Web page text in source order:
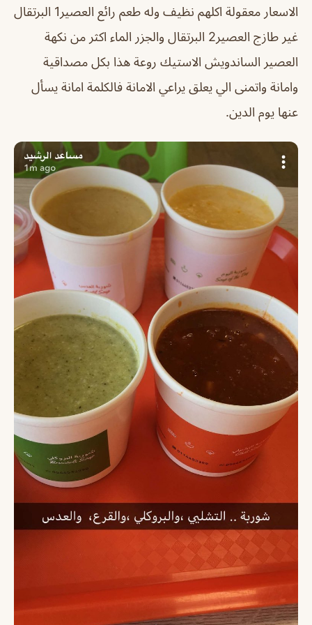
الاسعار معقولة اكلهم نظيف وله طعم رائع العصير1 البرتقال
غير طازج العصير2 البرتقال والجزر الماء اكثر من نكهة
العصير الساندويش الاستيك روعة هذا بكل مصداقية
وامانة واتمنى الي يعلق يراعي الامانة فالكلمة امانة يسأل
عنها يوم الدين.